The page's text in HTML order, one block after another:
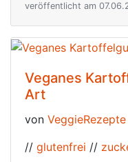
veröffentlicht am
Veganes
Art
von VeggieRezepte
// glutenfrei //